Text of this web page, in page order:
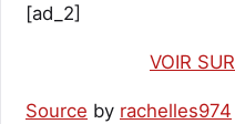
[ad_2]
VOIR
Source by rachelles974